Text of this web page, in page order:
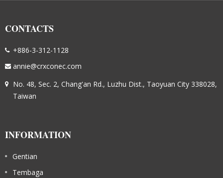
CONTACTS
+886-3-312-1128
annie@crxconec.com
No. 48, Sec. 2, Chang'an Rd., Luzhu Dist., Taoyuan City 338028,
Taiwan
INFORMATION
Gentian
Tembaga